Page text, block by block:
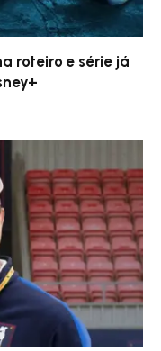
roteiro e série já